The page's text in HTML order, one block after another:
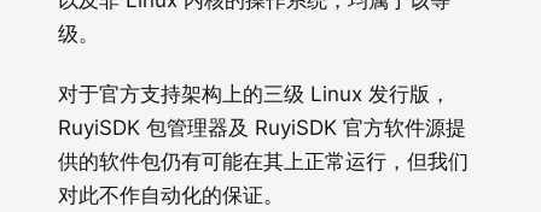
级。
对于官方支持架构上的三级 Linux 发行版，
RuyiSDK 包管理器及 RuyiSDK 官方软件源提
供的软件包仍有可能在其上正常运行，但我们
对此不作自动化的保证。